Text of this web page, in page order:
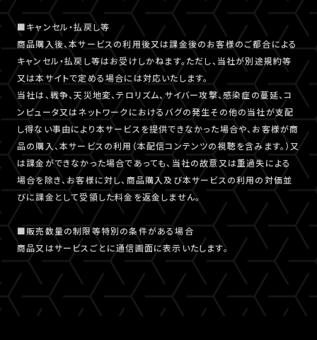
■キャンセル・払戻し等
商品購入後、本サービスの利用後又は課金後のお客様のご都合による
キャンセル・払戻し等はお受けしかねます。ただし、当社が別途規約等
又は本サイトで定める場合には対応いたします。
当社は、戦争、天災地変、テロリズム、サイバー攻撃、感染症の蔓延、コ
ンピュータ又はネットワークにおけるバグの発生その他の当社が支配
し得ない事由により本サービスを提供できなかった場合や、お客様が商
品の購入、本サービスの利用（本配信コンテンツの視聴を含みます。）又
は課金ができなかった場合であっても、当社の故意又は重過失による
場合を除き、お客様に対し、商品購入及び本サービスの利用の対価並
びに課金として受領した料金を返金しません。
■販売数量の制限等特別の条件がある場合
商品又はサービスごとに通信画面に表示いたします。